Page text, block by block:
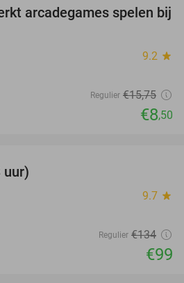
46%
arcadegames spelen bij
9.2 star
Regulier €15,75
€8,50
uur)
9.7 star
Regulier €134
€99